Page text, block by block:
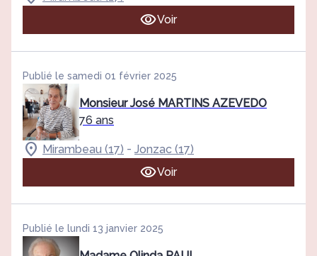
Voir
Publié le samedi 01 février 2025
Monsieur José MARTINS AZEVEDO
76 ans
Mirambeau (17) - Jonzac (17)
Voir
Publié le lundi 13 janvier 2025